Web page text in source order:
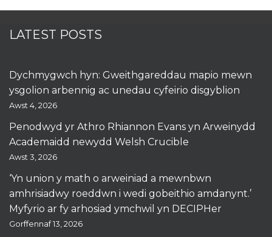
LATEST POSTS
Dychmygwch hyn: Gweithgareddau mapio mewn
ysgolion arbennig ac unedau cyfeirio disgyblion
Awst 4, 2026
Penodwyd yr Athro Rhiannon Evans yn Arweinydd
Academaidd newydd Welsh Crucible
Awst 3, 2026
‘Yn union y math o arweiniad a mewnbwn
amhrisiadwy roeddwn i wedi gobeithio amdanynt.’
Myfyrio ar fy arhosiad ymchwil yn DECIPHer
Gorffennaf 13, 2026